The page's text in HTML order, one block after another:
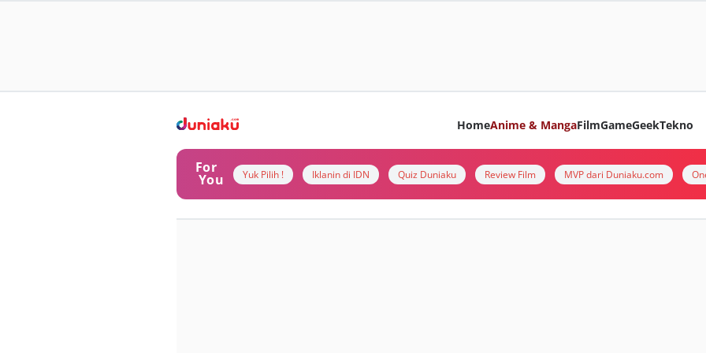
HomeAnime & MangaFilmGameGeekTekno
For
You Yuk Pilih ! Iklanin di IDN Quiz Duniaku Review Film MVP dari Duniaku.com